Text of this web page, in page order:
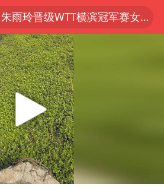
朱雨玲晋级WTT横滨冠军赛女单八强
年内第一高价股今日打新